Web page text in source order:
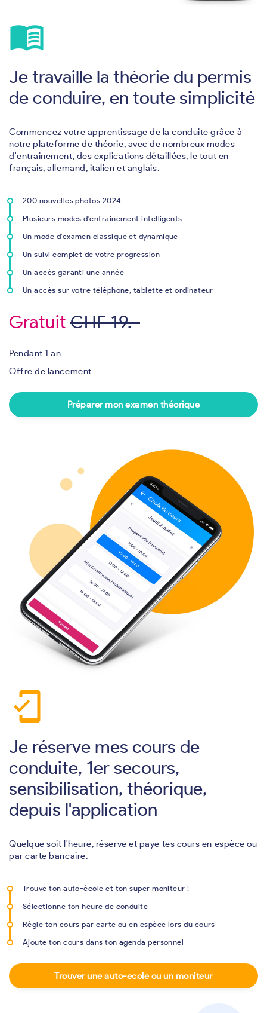
menu_book
Je travaille la théorie du permis
de conduire, en toute simplicité
Commencez votre apprentissage de la conduite grâce à
notre plateforme de théorie, avec de nombreux modes
d'entrainement, des explications détaillées, le tout en
français, allemand, italien et anglais.
200 nouvelles photos 2024
Plusieurs modes d'entrainement intelligents
Un mode d'examen classique et dynamique
Un suivi complet de votre progression
Un accès garanti une année
Un accès sur votre téléphone, tablette et ordinateur
Gratuit CHF 19.-
Pendant 1 an
Offre de lancement
Préparer mon examen théorique
mobile_friendly
Je réserve mes cours de
conduite, 1er secours,
sensibilisation, théorique,
depuis l'application
Quelque soit l'heure, réserve et paye tes cours en espèce ou
par carte bancaire.
Trouve ton auto-école et ton super moniteur !
Sélectionne ton heure de conduite
Régle ton cours par carte ou en espèce lors du cours
Ajoute ton cours dans ton agenda personnel
Trouver une auto-ecole ou un moniteur